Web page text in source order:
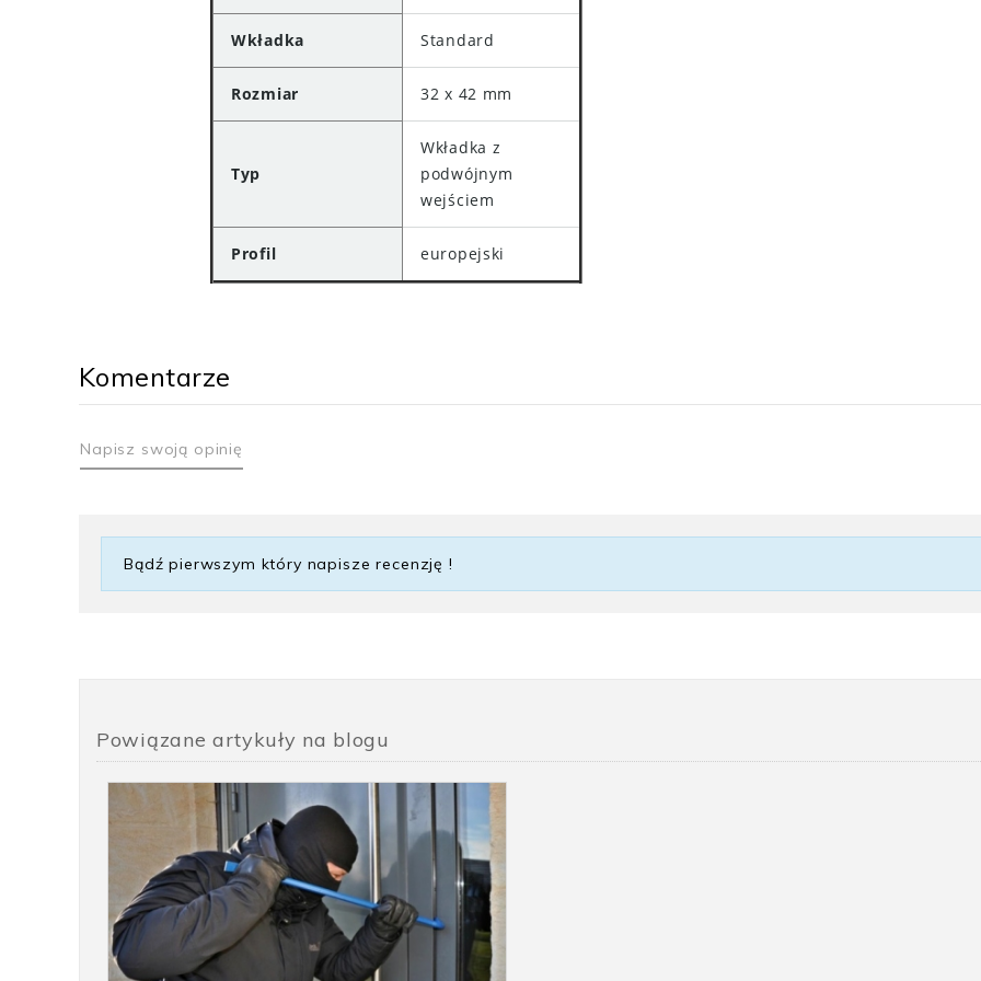
Wkładka Standard
Rozmiar 32 x 42 mm
Typ
Wkładka z
podwójnym
wejściem
Profil europejski
Gwarancja
Poziom zabezpieczeń
Rodzaj zamknięcia
Rozmiar
Komentarze
Napisz swoją opinię
Bądź pierwszym który napisze recenzję !
Powiązane artykuły na blogu